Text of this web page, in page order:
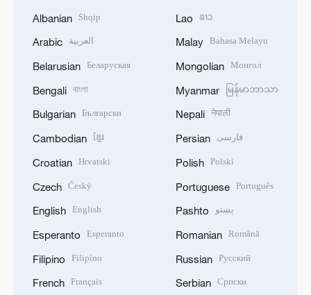
Albanian Shqip
Arabic العربية
Belarusian Беларуская
Bengali বাংলা
Bulgarian Български
Cambodian ខ្មែរ
Croatian Hrvatski
Czech Český
English English
Esperanto Esperanto
Filipino Filipino
French Français
Lao ລາວ
Malay Bahasa Melayu
Mongolian Монгол
Myanmar မြန်မာဘာသာ
Nepali नेपाली
Persian فارسی
Polish Polski
Portuguese Português
Pashto پښتو
Romanian Română
Russian Русский
Serbian Српски